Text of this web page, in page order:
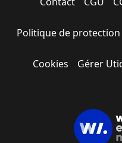
Politique de protection
Cookies Gérer